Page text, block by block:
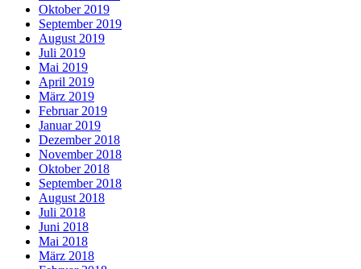
Oktober 2019
September 2019
August 2019
Juli 2019
Mai 2019
April 2019
März 2019
Februar 2019
Januar 2019
Dezember 2018
November 2018
Oktober 2018
September 2018
August 2018
Juli 2018
Juni 2018
Mai 2018
März 2018